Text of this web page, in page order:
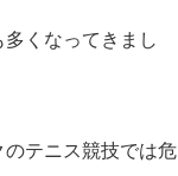
くなってきまし
テニス競技では危